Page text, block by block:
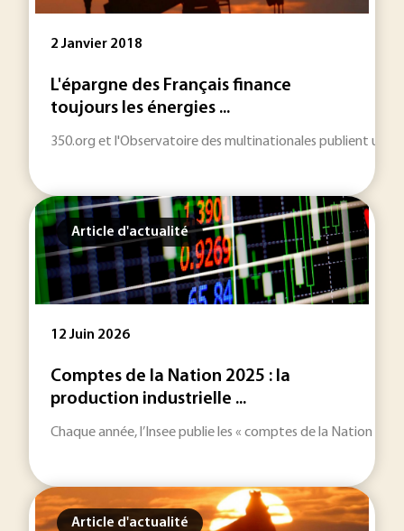
2 Janvier 2018
L'épargne des Français finance
toujours les énergies ...
350.org et l'Observatoire des multinationales publient un
Article d'actualité
12 Juin 2026
Comptes de la Nation 2025 : la
production industrielle ...
Chaque année, l’Insee publie les « comptes de la Nation »,
Article d'actualité